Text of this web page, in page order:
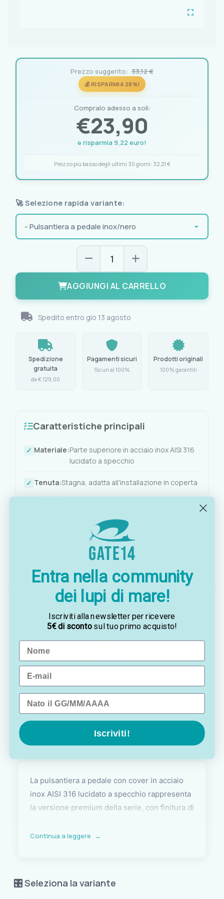
Prezzo suggerito: 33,12 €
💰 RISPARMIA 28%!
Compralo adesso a soli:
€23,90
e risparmia 9,22 euro!
Prezzo più basso degli ultimi 30 giorni: 32,21 €
🚀 Selezione rapida variante:
AGGIUNGI AL CARRELLO
Spedito entro gio 13 agosto
Spedizione
gratuita
da € 129,00
Pagamenti sicuri
Sicuri al 100%
Prodotti originali
100% garantiti
Caratteristiche principali
Materiale:Parte superiore in acciaio inox AISI 316
lucidato a specchio
Tenuta:Stagna, adatta all'installazione in coperta
Aziona tutti i teleruttori della
gamma
Comando a piede libero per salpa
ancore elettrico
OTTAVIA
Sei indeciso? Vuoi un consiglio? Preferisci ordinare
telefonicamente?
Contattaci viaWhatsApp
mano!
La pulsantiera a pedale con cover in acciaio
inox AISI 316 lucidato a specchio rappresenta
la versione premium della serie, con finitura di
acciaio tipiche dei musoni e degli accessori di
acqua salata.
Continua a leggere →
🎛️ Seleziona la variante
Entra nella community
dei lupi di mare!
Iscriviti alla newsletter per ricevere
5€ di scontosul tuo primo acquisto!
Name
Email
Data di nascita
Iscriviti!